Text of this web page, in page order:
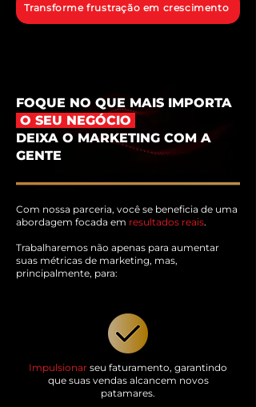
Transforme frustração em crescimento
FOQUE NO QUE MAIS IMPORTA
O SEU NEGÓCIO
DEIXA O MARKETING COM A
GENTE
Com nossa parceria, você se beneficia de uma
abordagem focada em resultados reais.
Trabalharemos não apenas para aumentar
suas métricas de marketing, mas,
principalmente, para:
Impulsionar seu faturamento, garantindo
que suas vendas alcancem novos
patamares.